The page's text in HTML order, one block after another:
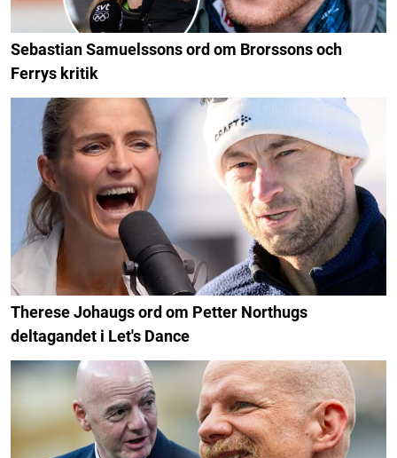
Sebastian Samuelssons ord om Brorssons och
Ferrys kritik
Therese Johaugs ord om Petter Northugs
deltagandet i Let's Dance